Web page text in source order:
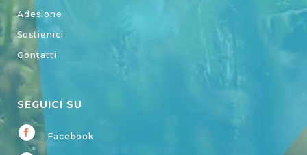
Adesione
Sostienici
Contatti
SEGUICI SU
Facebook